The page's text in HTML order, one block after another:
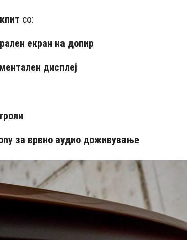
со:
екран на допир
дисплеј
за врвно аудио доживување